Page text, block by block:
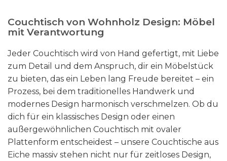
Couchtisch von Wohnholz Design: Möbel
mit Verantwortung
Jeder Couchtisch wird von Hand gefertigt, mit Liebe
zum Detail und dem Anspruch, dir ein Möbelstück
zu bieten, das ein Leben lang Freude bereitet – ein
Prozess, bei dem traditionelles Handwerk und
modernes Design harmonisch verschmelzen. Ob du
dich für ein klassisches Design oder einen
außergewöhnlichen Couchtisch mit ovaler
Plattenform entscheidest – unsere Couchtische aus
Eiche massiv stehen nicht nur für zeitloses Design,